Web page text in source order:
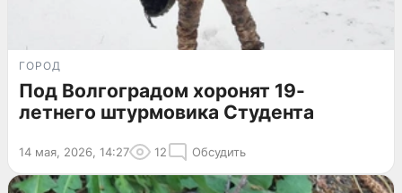
ГОРОД
Под Волгоградом хоронят 19-
летнего штурмовика Студента
14 мая, 2026, 14:27 12 Обсудить